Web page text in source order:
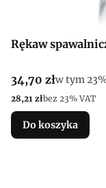
Rękaw
Cena brutto
34,70 złw tym %s
w tym
Cena netto
28,21 złbez 23% VAT
Do koszyka